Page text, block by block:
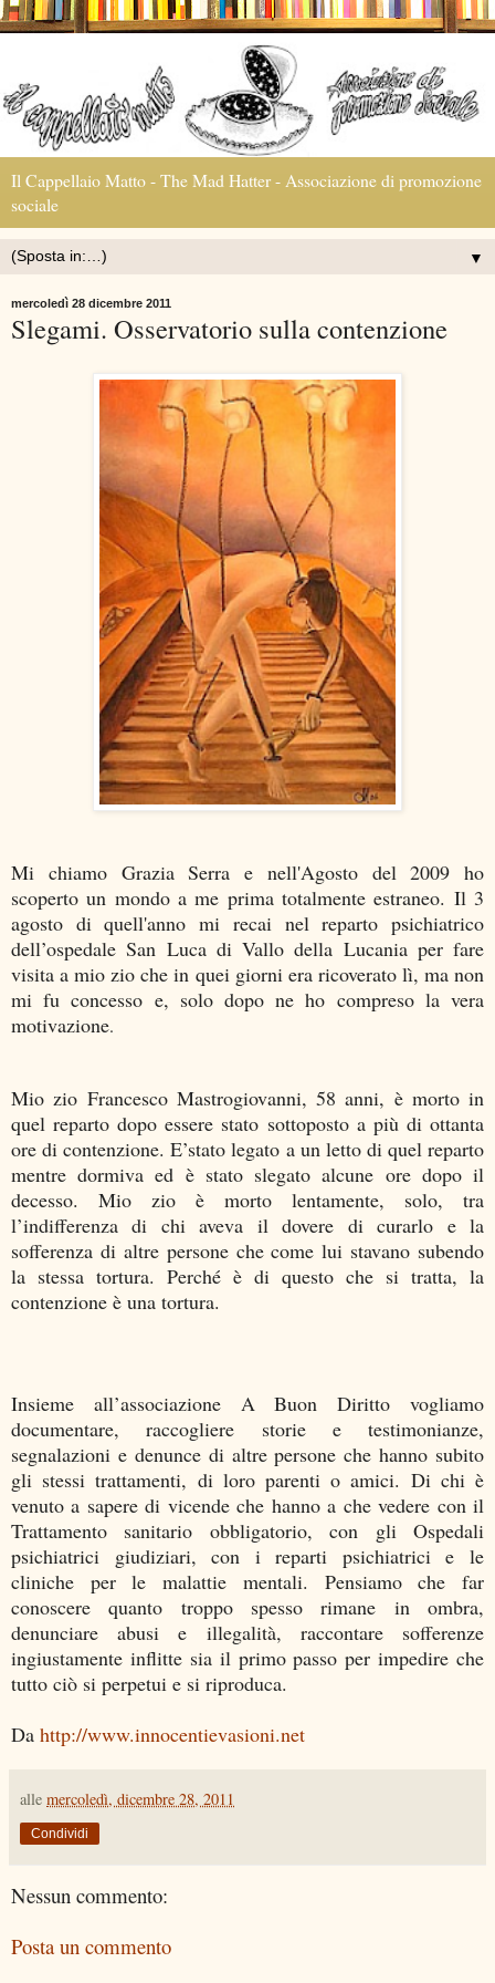
Il Cappellaio Matto - The Mad Hatter - Associazione di promozione
sociale
▼
mercoledì 28 dicembre 2011
Slegami. Osservatorio sulla contenzione
Mi chiamo Grazia Serra e nell'Agosto del 2009 ho
scoperto un mondo a me prima totalmente estraneo. Il 3
agosto di quell'anno mi recai nel reparto psichiatrico
dell’ospedale San Luca di Vallo della Lucania per fare
visita a mio zio che in quei giorni era ricoverato lì, ma non
mi fu concesso e, solo dopo ne ho compreso la vera
motivazione.
Mio zio Francesco Mastrogiovanni, 58 anni, è morto in
quel reparto dopo essere stato sottoposto a più di ottanta
ore di contenzione. E’stato legato a un letto di quel reparto
mentre dormiva ed è stato slegato alcune ore dopo il
decesso. Mio zio è morto lentamente, solo, tra
l’indifferenza di chi aveva il dovere di curarlo e la
sofferenza di altre persone che come lui stavano subendo
la stessa tortura. Perché è di questo che si tratta, la
contenzione è una tortura.
Insieme all’associazione A Buon Diritto vogliamo
documentare, raccogliere storie e testimonianze,
segnalazioni e denunce di altre persone che hanno subito
gli stessi trattamenti, di loro parenti o amici. Di chi è
venuto a sapere di vicende che hanno a che vedere con il
Trattamento sanitario obbligatorio, con gli Ospedali
psichiatrici giudiziari, con i reparti psichiatrici e le
cliniche per le malattie mentali. Pensiamo che far
conoscere quanto troppo spesso rimane in ombra,
denunciare abusi e illegalità, raccontare sofferenze
ingiustamente inflitte sia il primo passo per impedire che
tutto ciò si perpetui e si riproduca.
Da http://www.innocentievasioni.net
alle mercoledì, dicembre 28, 2011
Condividi
Nessun commento:
Posta un commento